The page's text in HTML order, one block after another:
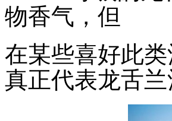
物香气，但
在某些喜好此
真正代表龙舌